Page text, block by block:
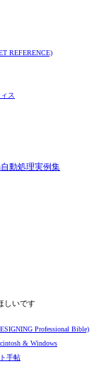
動処理実例集
しいです